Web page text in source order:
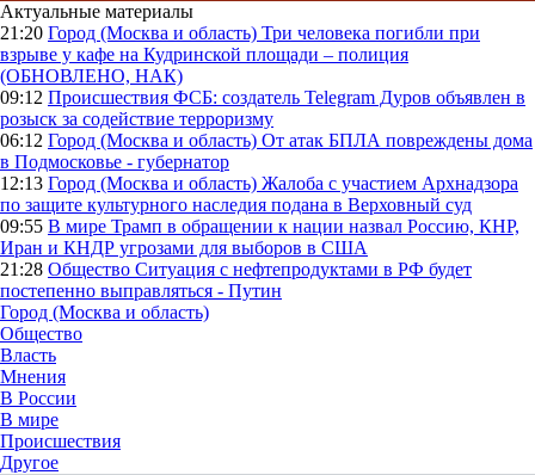
Актуальные материалы
21:20 Город (Москва и область) Три человека погибли при
взрыве у кафе на Кудринской площади – полиция
(ОБНОВЛЕНО, НАК)
09:12 Происшествия ФСБ: создатель Telegram Дуров объявлен в
розыск за содействие терроризму
06:12 Город (Москва и область) От атак БПЛА повреждены дома
в Подмосковье - губернатор
12:13 Город (Москва и область) Жалоба с участием Архнадзора
по защите культурного наследия подана в Верховный суд
09:55 В мире Трамп в обращении к нации назвал Россию, КНР,
Иран и КНДР угрозами для выборов в США
21:28 Общество Ситуация с нефтепродуктами в РФ будет
постепенно выправляться - Путин
Город (Москва и область)
Общество
Власть
Мнения
В России
В мире
Происшествия
Другое